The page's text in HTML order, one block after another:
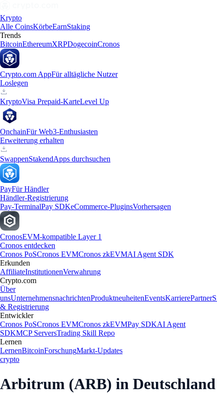
Krypto
Alle CoinsKörbeEarnStaking
Trends
BitcoinEthereumXRPDogecoinCronos
Crypto.com AppFür alltägliche Nutzer
Loslegen
KryptoVisa Prepaid-KarteLevel Up
OnchainFür Web3-Enthusiasten
Erweiterung erhalten
SwappenStakendApps durchsuchen
PayFür Händler
Händler-Registrierung
Pay-TerminalPay SDKeCommerce-PluginsVorhersagen
CronosEVM-kompatible Layer 1
Cronos entdecken
Cronos PoSCronos EVMCronos zkEVMAI Agent SDK
Erkunden
AffiliateInstitutionenVerwahrung
Crypto.com
Über
unsUnternehmensnachrichtenProduktneuheitenEventsKarrierePartner
& Registrierung
Entwickler
Cronos PoSCronos EVMCronos zkEVMPay SDKAI Agent
SDKMCP ServersTrading Skill Repo
Lernen
LernenBitcoinForschungMarkt-Updates
crypto
Arbitrum (ARB) in Deutschland